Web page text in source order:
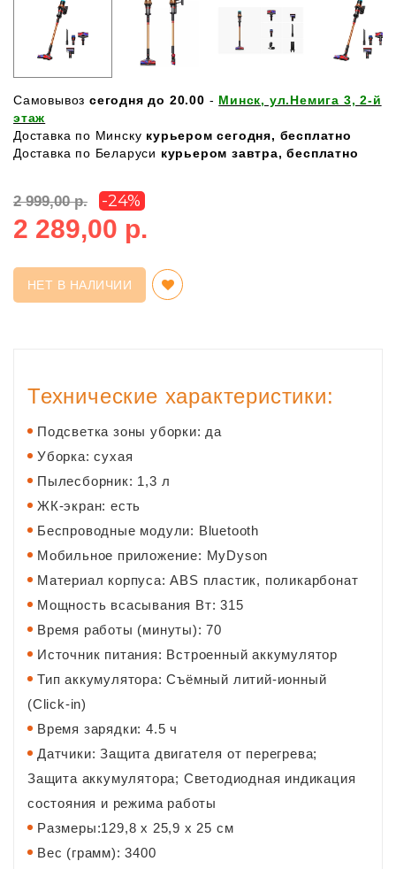
Самовывоз сегодня до 20.00 - Минск, ул.Немига 3, 2-й
этаж
Доставка по Минску курьером сегодня, бесплатно
Доставка по Беларуси курьером завтра, бесплатно
2 999,00 р. -24%
2 289,00 р.
НЕТ В НАЛИЧИИ
Технические характеристики:
Подсветка зоны уборки: да
Уборка: сухая
Пылесборник: 1,3 л
ЖК-экран: есть
Беспроводные модули: Bluetooth
Мобильное приложение: MyDyson
Материал корпуса: ABS пластик, поликарбонат
Мощность всасывания Вт: 315
Время работы (минуты): 70
Источник питания: Встроенный аккумулятор
Тип аккумулятора: Съёмный литий-ионный
(Click-in)
Время зарядки: 4.5 ч
Датчики: Защита двигателя от перегрева;
Защита аккумулятора; Светодиодная индикация
состояния и режима работы
Размеры:129,8 x 25,9 x 25 см
Вес (грамм): 3400